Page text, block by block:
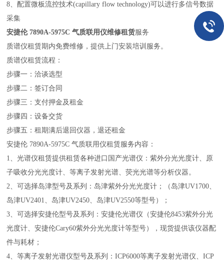
8、配置微板流控技术(capillary flow technology)可以进行多信号数据
采集
安捷伦 7890A-5975C 气质联用仪维修租赁服务
质谱仪租赁期内免费维修，提供上门安装培训服务。
质谱仪租赁流程：
步骤一：洽谈选型
步骤二：签订合同
步骤三：支付押金及租金
步骤四：设备交货
步骤五：租期满后退回仪器，退还租金
安捷伦 7890A-5975C 气质联用仪租赁服务内容：
1、光谱仪租赁提供租赁各种进口国产光谱仪：紫外分光光度计、原
子吸收分光光度计、等离子发射光谱、荧光光谱等分析仪器。
2、可选择岛津型号及系列：岛津紫外分光光度计；（岛津UV1700、
岛津UV2401、岛津UV2450、岛津UV2550等型号）；
3、可选择安捷伦型号及系列：安捷伦光谱仪（安捷伦8453紫外分光
光度计、安捷伦Cary60紫外分光光度计等型号），现货提供该仪器配
件与耗材；
4、等离子发射光谱仪型号及系列：ICP6000等离子发射光谱仪、ICP